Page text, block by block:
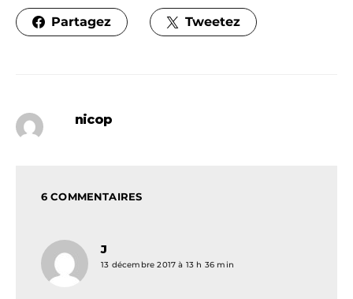
Partagez Tweetez
nicop
6 COMMENTAIRES
J
13 décembre 2017 à 13 h 36 min